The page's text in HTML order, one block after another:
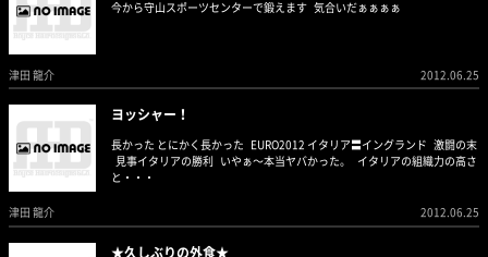
今から守山スポーツセンターで鍛えます 気合いだぁぁぁぁ
津田 龍介 2012.06.25
ヨッシャー！
長かった とにかく長かった EURO2012 イタリア〓イングランド 激闘の末
見事イタリアの勝利 いやぁ〜本当ヤバかった。 イタリアの組織力の高さ
と・・・
津田 龍介 2012.06.25
★久しぶりの外食★